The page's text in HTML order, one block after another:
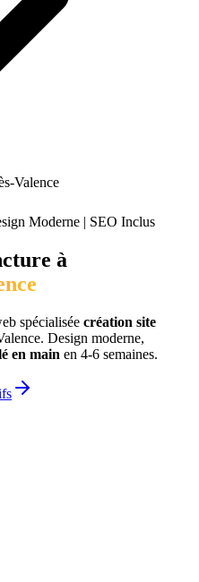
Valence
Moderne | SEO Inclus
à
spécialisée création site
. Design moderne,
en main en 4-6 semaines.